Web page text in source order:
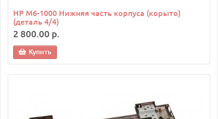
HP M6-1000 Нижняя часть корпуса (корыто)
(деталь 4/4)
2 800.00 р.
Купить